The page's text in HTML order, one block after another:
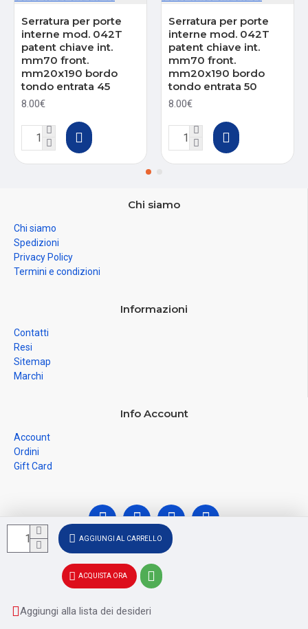
AGGIUNGI AL CARRELLO
ACQUISTA ORA
Aggiungi alla lista dei desideri
Serratura per porte
interne mod. 042T
patent chiave int.
mm70 front.
mm20x190 bordo
tondo entrata 45
8.00€
Serratura per porte
interne mod. 042T
patent chiave int.
mm70 front.
mm20x190 bordo
tondo entrata 50
8.00€
Chi siamo
Chi siamo
Spedizioni
Privacy Policy
Termini e condizioni
Informazioni
Contatti
Resi
Sitemap
Marchi
Info Account
Account
Ordini
Gift Card
© Ferramenta Santoro Domenico 2026, C.F.
SNTDNC60T04F481U, P.IVA IT02228110652 - Registro delle